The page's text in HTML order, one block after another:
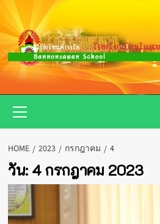
Skip
content
Menu
HOME 2023 กรกฎาคม 4
วัน: 4 กรกฎาคม 2023